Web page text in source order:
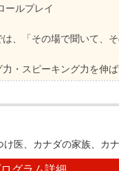
ールプレイ
、「その場で聞いて、
力・スピーキング力を伸
け医、カナダの家族、カ